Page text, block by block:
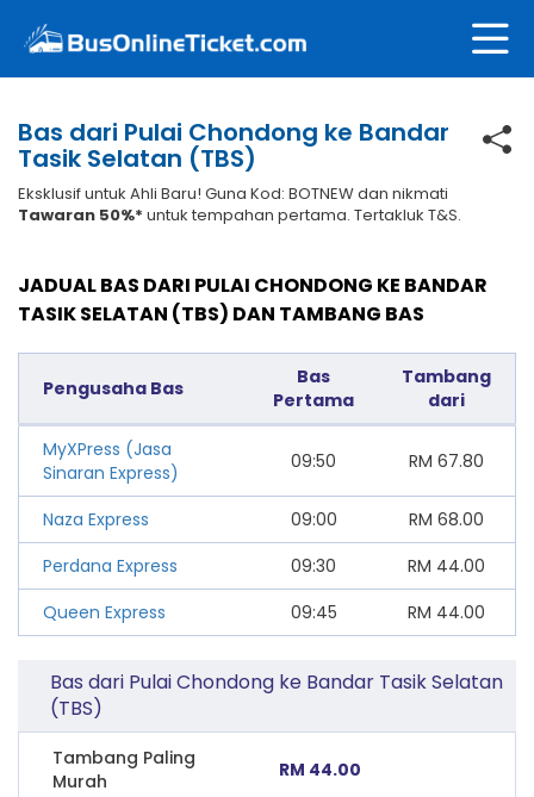
Bas dari Pulai Chondong ke Bandar
Tasik Selatan (TBS)
Eksklusif untuk Ahli Baru! Guna Kod: BOTNEW dan nikmati
Tawaran 50%* untuk tempahan pertama. Tertakluk T&S.
JADUAL BAS DARI PULAI CHONDONG KE BANDAR
TASIK SELATAN (TBS) DAN TAMBANG BAS
Pengusaha Bas
Bas
Pertama
Tambang
dari
MyXPress (Jasa
Sinaran Express)
09:50 RM 67.80
Naza Express 09:00 RM 68.00
Perdana Express
09:30 RM 44.00
Queen Express
09:45 RM 44.00
Bas dari Pulai Chondong ke Bandar Tasik Selatan
(TBS)
Tambang Paling
Murah
RM 44.00